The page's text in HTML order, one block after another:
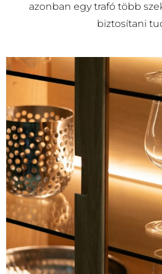
azonban egy trafó több
biztosítani